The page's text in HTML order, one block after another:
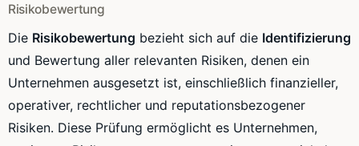
Risikobewertung
Die Risikobewertung bezieht sich auf die Identifizierung
und Bewertung aller relevanten Risiken, denen ein
Unternehmen ausgesetzt ist, einschließlich finanzieller,
operativer, rechtlicher und reputationsbezogener
Risiken. Diese Prüfung ermöglicht es Unternehmen,